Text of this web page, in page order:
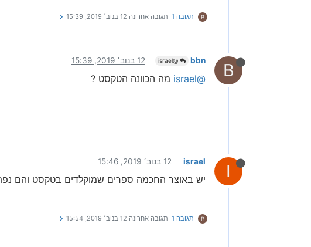
B תגובה 1 תגובה אחרונה 12 בנוב׳ 2019, 15:39
B
bbn
@israel 12 בנוב׳ 2019, 15:39
@israel מה הכוונה הטקסט ?
I
israel 12 בנוב׳ 2019, 15:46
יש באוצר החכמה ספרים שמוקלדים בטקסט והם
B תגובה 1 תגובה אחרונה 12 בנוב׳ 2019, 15:54